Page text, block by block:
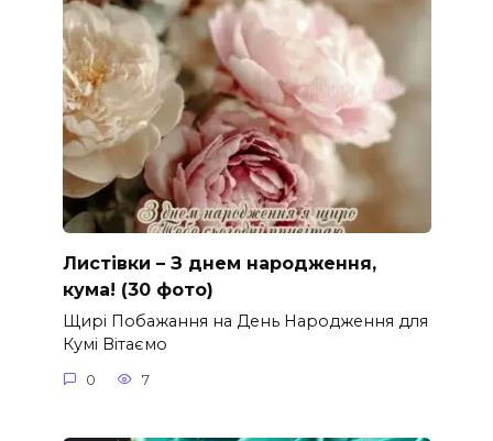
Листівки – З днем народження,
кума! (30 фото)
Щирі Побажання на День Народження для
Кумі Вітаємо
0 7